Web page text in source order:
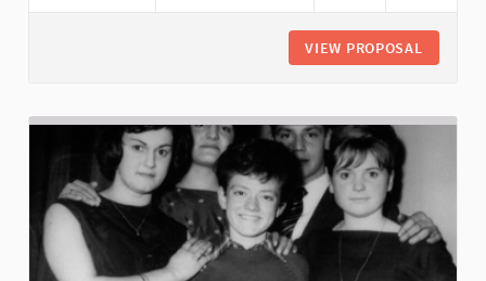
VIEW PROPOSAL